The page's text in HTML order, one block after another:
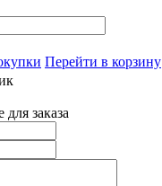
Перейти в корзину
заказа